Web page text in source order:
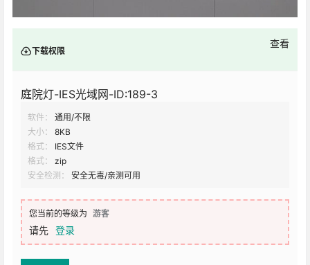
下载权限
查看
庭院灯-IES光域网-ID:189-3
软件：
通用/不限
大小：
8KB
格式：
IES文件
格式：
zip
安全检测：
安全无毒/亲测可用
您当前的等级为 游客
请先 登录